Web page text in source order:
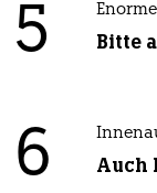
5 Bitte
6 Auch